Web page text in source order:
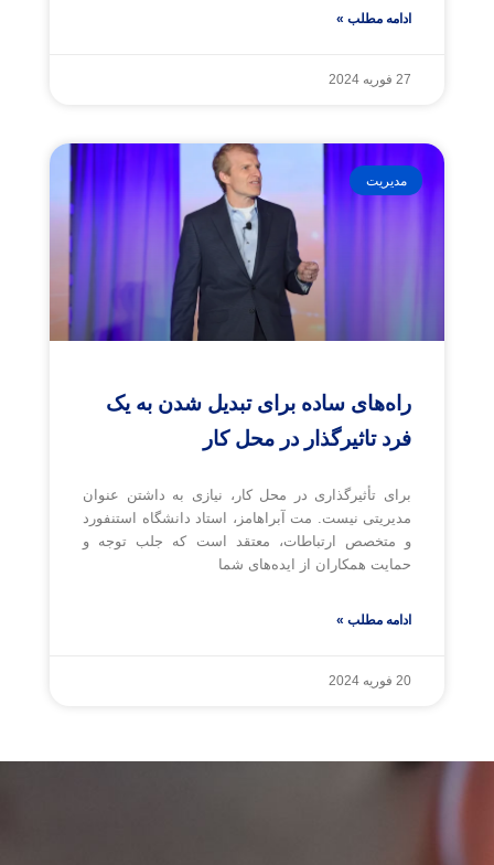
ادامه مطلب »
27 فوریه 2024
مدیریت
راه‌های ساده برای تبدیل شدن به یک
فرد تاثیرگذار در محل کار
برای تأثیرگذاری در محل کار، نیازی به داشتن عنوان
مدیریتی نیست. مت آبراهامز، استاد دانشگاه استنفورد
و متخصص ارتباطات، معتقد است که جلب توجه و
حمایت همکاران از ایده‌های شما
ادامه مطلب »
20 فوریه 2024